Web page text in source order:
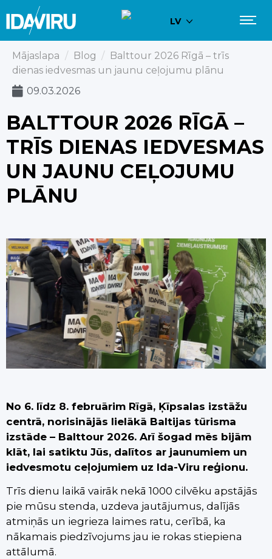
LV
Mājaslapa / Blog / Balttour 2026 Rīgā – trīs
dienas iedvesmas un jaunu ceļojumu plānu
09.03.2026
BALTTOUR 2026 RĪGĀ –
TRĪS DIENAS IEDVESMAS
UN JAUNU CEĻOJUMU
PLĀNU
No 6. līdz 8. februārim Rīgā, Ķīpsalas izstāžu
centrā, norisinājās lielākā Baltijas tūrisma
izstāde – Balttour 2026. Arī šogad mēs bijām
klāt, lai satiktu Jūs, dalītos ar jaunumiem un
iedvesmotu ceļojumiem uz Ida-Viru reģionu.
Trīs dienu laikā vairāk nekā 1000 cilvēku apstājās
pie mūsu stenda, uzdeva jautājumus, dalījās
atmiņās un iegrieza laimes ratu, cerībā, ka
nākamais piedzīvojums jau ie rokas stiepiena
attālumā.